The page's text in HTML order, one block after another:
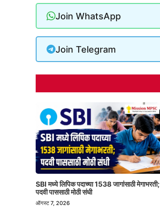
Join WhatsApp
Join Telegram
SBI मध्ये लिपिक पदाच्या 1538 जागांसाठी मेगाभरती;
पदवी पाससाठी मोठी संधी
ऑगस्ट 7, 2026